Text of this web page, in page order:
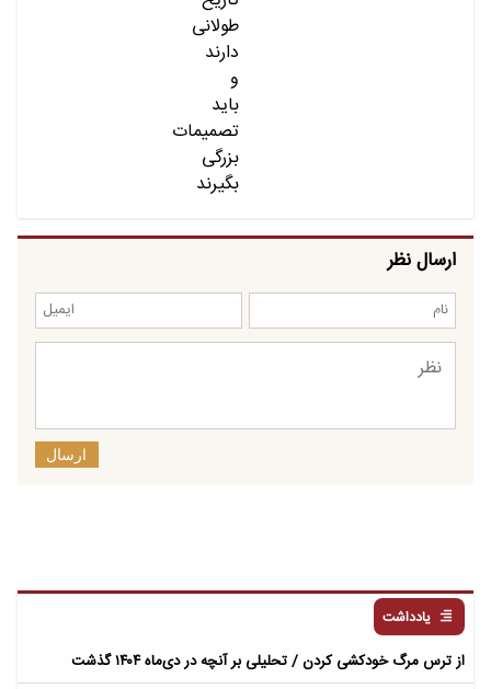
ارسال نظر
ارسال
یادداشت
از ترس مرگ خودکشی کردن / تحلیلی بر آنچه در دی‌ماه ۱۴۰۴ گذشت